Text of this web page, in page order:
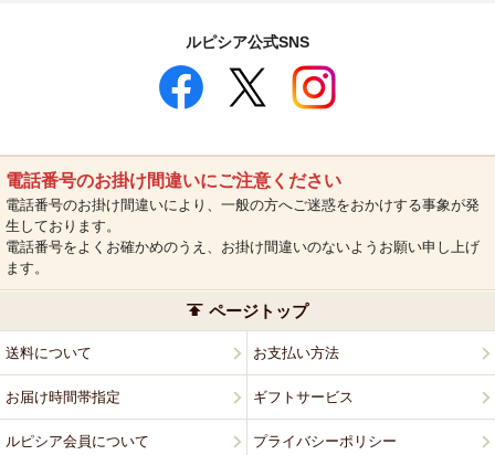
ルピシア公式SNS
電話番号のお掛け間違いにご注意ください
電話番号のお掛け間違いにより、一般の方へご迷惑をおかけする事象が発
生しております。
電話番号をよくお確かめのうえ、お掛け間違いのないようお願い申し上げ
ます。
ページトップ
送料について お支払い方法
お届け時間帯指定 ギフトサービス
ルピシア会員について プライバシーポリシー